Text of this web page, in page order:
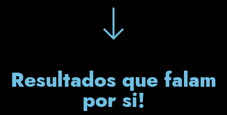
Resultados que falam
por si!